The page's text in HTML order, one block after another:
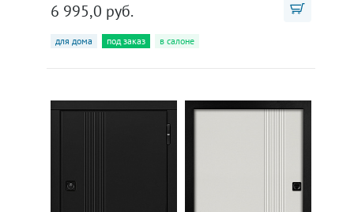
6 995,0 руб.
для дома под заказ в салоне